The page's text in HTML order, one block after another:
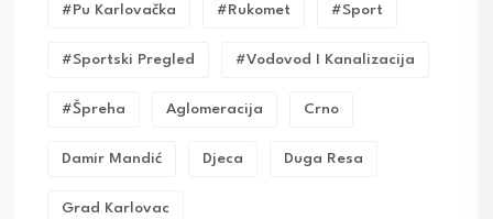
#pu Karlovačka #rukomet #sport
#sportski Pregled #vodovod I Kanalizacija
#Špreha Aglomeracija Crno
Damir Mandić Djeca Duga Resa
Grad Karlovac